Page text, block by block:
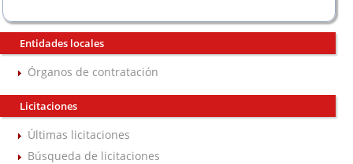
Entidades locales
Órganos de contratación
Licitaciones
Últimas licitaciones
Búsqueda de licitaciones